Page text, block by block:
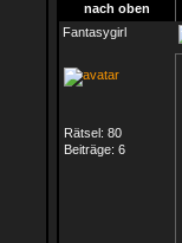
nach oben
Fantasygirl
Rätsel: 80
Beiträge: 6